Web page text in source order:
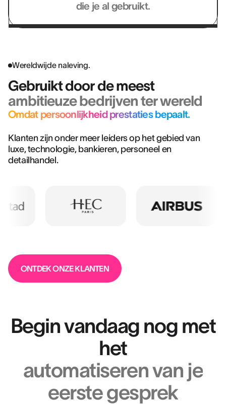
die je al gebruikt.
Wereldwijde naleving.
Gebruikt door de meest
ambitieuze bedrijven ter wereld
Omdat persoonlijkheid prestaties bepaalt.
Klanten zijn onder meer leiders op het gebied van
luxe, technologie, bankieren, personeel en
detailhandel.
ONTDEK ONZE KLANTEN
Begin vandaag nog met
het
automatiseren van je
eerste gesprek